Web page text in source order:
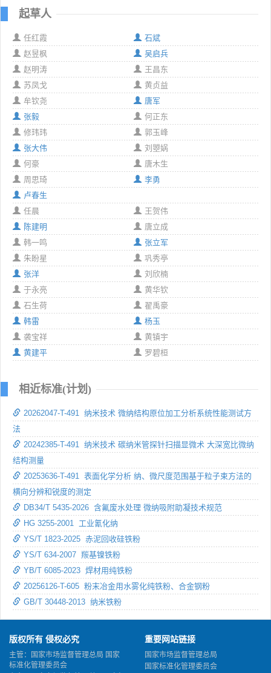
起草人
任红霞
石斌
赵昱枫
吴启兵
赵明涛
王昌东
苏凤戈
黄贞益
牟钦尧
唐军
张毅
何正东
修玮玮
郭玉峰
张大伟
刘曌娲
何豪
唐木生
周思琦
李勇
卢春生
任晨
王贺伟
陈建明
唐立成
韩一鸣
张立军
朱盼星
巩秀亭
张洋
刘欣楠
于永亮
黄华钦
石生荷
翟禹豪
韩雷
杨玉
袭宝祥
黄镇宇
黄建平
罗碧桓
相近标准(计划)
20262047-T-491 纳米技术 微纳结构原位加工分析系统性能测试方
法
20242385-T-491 纳米技术 碳纳米管探针扫描显微术 大深宽比微纳
结构测量
20253636-T-491 表面化学分析 纳、微尺度范围基于粒子束方法的
横向分辨和锐度的测定
DB34/T 5435-2026 含氟废水处理 微纳吸附助凝技术规范
HG 3255-2001 工业氰化纳
YS/T 1823-2025 赤泥回收硅铁粉
YS/T 634-2007 羰基镍铁粉
YB/T 6085-2023 焊材用纯铁粉
20256126-T-605 粉末冶金用水雾化纯铁粉、合金钢粉
GB/T 30448-2013 纳米铁粉
版权所有 侵权必究
主管：国家市场监督管理总局 国家
标准化管理委员会
重要网站链接
国家市场监督管理总局
国家标准化管理委员会